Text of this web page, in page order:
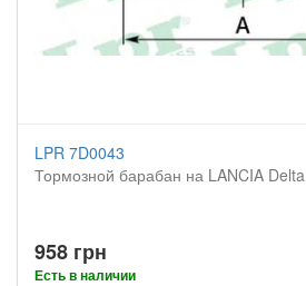
LPR 7D0043
Тормозной барабан на LANCIA Delta
958 грн
Есть в наличии